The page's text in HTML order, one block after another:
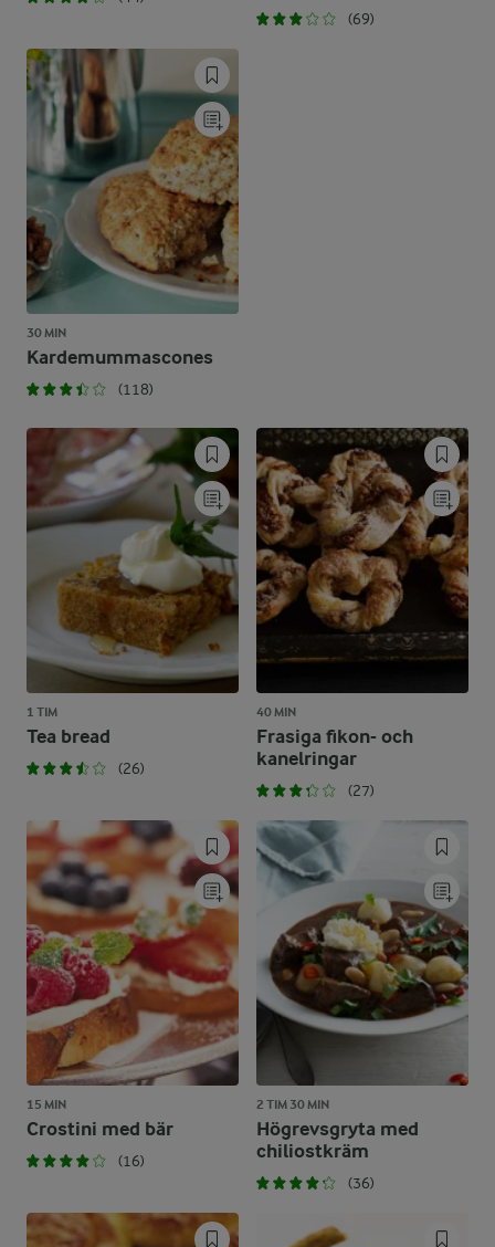
(69)
30 MIN
Kardemummascones
(118)
1 TIM
Tea bread
(26)
40 MIN
Frasiga fikon- och
kanelringar
(27)
15 MIN
Crostini med bär
(16)
2 TIM 30 MIN
Högrevsgryta med
chiliostkräm
(36)